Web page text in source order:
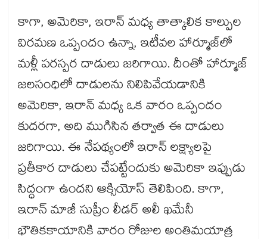
కాగా, అమెరికా, ఇరాన్ మధ్య తాత్కాలిక కాల్పుల
విరమణ ఒప్పందం ఉన్నా, ఇటీవల హార్మూజ్‌‌లో
మళ్లీ పరస్పర దాడులు జరిగాయి. దీంతో హార్మూజ్
జలసంధిలో దాడులను నిలిపివేయడానికి
అమెరికా, ఇరాన్ మధ్య ఒక వారం ఒప్పందం
కుదరగా, అది ముగిసిన తర్వాత ఈ దాడులు
జరిగాయి. ఈ నేపథ్యంలో ఇరాన్ లక్ష్యాలపై
ప్రతీకార దాడులు చేపట్టేందుకు అమెరికా ఇప్పుడు
సిద్ధంగా ఉందని ఆక్సియోస్ తెలిపింది. కాగా,
ఇరాన్ మాజీ సుప్రీం లీడర్ అలీ ఖమేనీ
భౌతికకాయానికి వారం రోజుల అంతిమయాత్ర